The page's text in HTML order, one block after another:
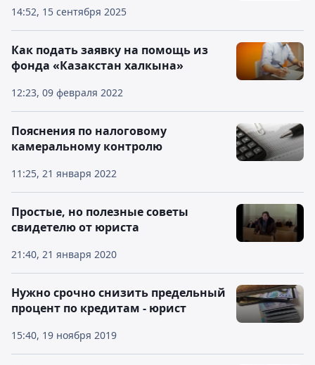
14:52, 15 сентября 2025
12:23, 09 февраля 2022
Как подать заявку на помощь из
фонда «Казакстан халкына»
11:25, 21 января 2022
Пояснения по налоговому
камеральному контролю
21:40, 21 января 2020
Простые, но полезные советы
свидетелю от юриста
15:40, 19 ноября 2019
Нужно срочно снизить предельный
процент по кредитам - юрист